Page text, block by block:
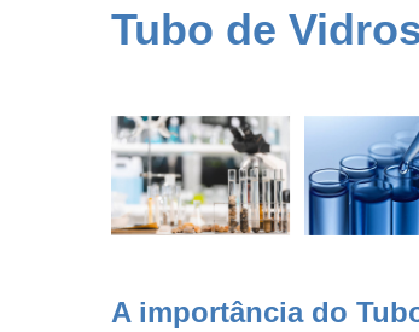
Tubo de
A importância do